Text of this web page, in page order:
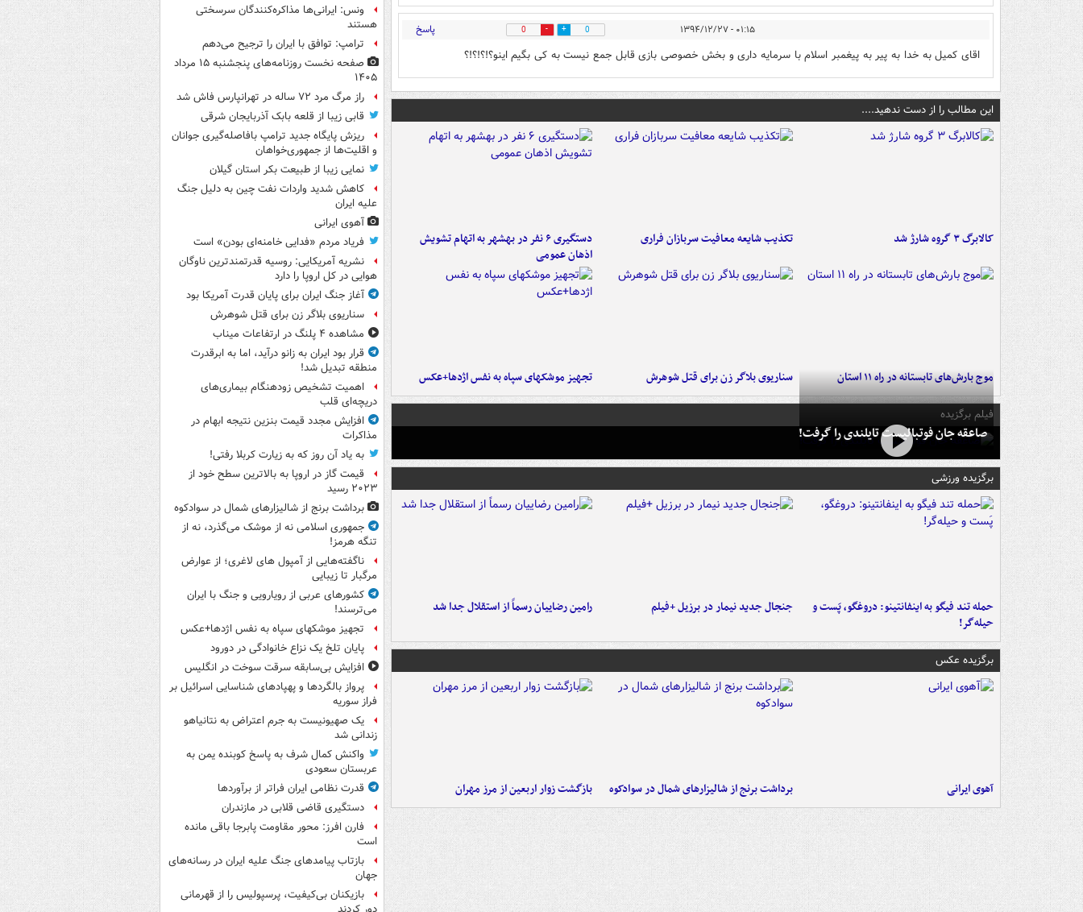
۰۱:۱۵ - ۱۳۹۴/۱۲/۲۷ 0
0 پاسخ
اقای کمیل به خدا به پیر به پیغمبر اسلام با سرمایه داری و بخش خصوصی بازی قابل جمع نیست به کی بگیم اینو؟!؟!؟!؟
این مطالب را از دست ندهید....
کالابرگ ۳ گروه شارژ شد تکذیب شایعه معافیت سربازان فراری
دستگیری ۶ نفر در بهشهر به اتهام تشویش
اذهان عمومی
موج بارش‌های تابستانه در راه ۱۱ استان سناریوی بلاگر زن برای قتل شوهرش تجهیز موشکهای سپاه به نفس اژدها+عکس
فیلم برگزیده
صاعقه جان فوتبالیست تایلندی را گرفت!
برگزیده ورزشی
حمله تند فیگو به اینفانتینو: دروغگو، پَست‌ و
حیله‌گر!
جنجال جدید نیمار در برزیل +فیلم رامین رضاییان رسماً از استقلال جدا شد
برگزیده عکس
آهوی ایرانی برداشت برنج از شالیزارهای شمال در سوادکوه بازگشت زوار اربعین از مرز مهران
ونس: ایرانی‌ها مذاکره‌کنندگان سرسختی
هستند
ترامپ: توافق با ایران را ترجیح می‌دهم
صفحه نخست روزنامه‌های پنجشنبه ۱۵ مرداد
۱۴۰۵
راز مرگ مرد ۷۲ ساله در تهرانپارس فاش شد
قابی زیبا از قلعه بابک آذربایجان شرقی
ریزش پایگاه جدید ترامپ بافاصله‌گیری جوانان
و اقلیت‌ها از جمهوری‌خواهان
نمایی زیبا از طبیعت بکر استان گیلان
کاهش شدید واردات نفت چین به دلیل جنگ
علیه ایران
آهوی ایرانی
فریاد مردم «فدایی خامنه‌ای بودن» است
نشریه آمریکایی: روسیه قدرتمندترین ناوگان
هوایی در کل اروپا را دارد
آغاز جنگ ایران برای پایان قدرت آمریکا بود
سناریوی بلاگر زن برای قتل شوهرش
مشاهده ۴ پلنگ در ارتفاعات میناب
قرار بود ایران به زانو درآید، اما به ابرقدرت
منطقه تبدیل شد!
اهمیت تشخیص زودهنگام بیماری‌های
دریچه‌ای قلب
افزایش مجدد قیمت بنزین نتیجه ابهام در
مذاکرات
به یاد آن روز که به زیارت کربلا رفتی!
قیمت گاز در اروپا به بالاترین سطح خود از
۲۰۲۳ رسید
برداشت برنج از شالیزارهای شمال در سوادکوه
جمهوری اسلامی نه از موشک می‌گذرد، نه از
تنگه هرمز!
ناگفته‌هایی از آمپول های لاغری؛ از عوارض
مرگبار تا زیبایی
کشورهای عربی از رویارویی و جنگ با ایران
می‌ترسند!
تجهیز موشکهای سپاه به نفس اژدها+عکس
پایان تلخ یک نزاع خانوادگی در دورود
افزایش بی‌سابقه سرقت سوخت در انگلیس
پرواز بالگردها و پهپادهای شناسایی اسرائیل بر
فراز سوریه
یک صهیونیست به جرم اعتراض به نتانیاهو
زندانی شد
واکنش کمال شرف به پاسخ کوبنده یمن به
عربستان سعودی
قدرت نظامی ایران فراتر از برآوردها
دستگیری قاضی قلابی در مازندران
فارن افرز: محور مقاومت پابرجا باقی مانده
است
بازتاب پیامدهای جنگ علیه ایران در رسانه‌های
جهان
بازیکنان بی‌کیفیت، پرسپولیس را از قهرمانی